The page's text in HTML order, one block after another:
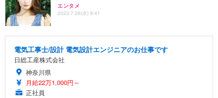
エンタメ
2023.7.26(水) 9:41
電気工事士/設計 電気設計エンジニアのお仕事です
日総工産株式会社
神奈川県
月給22万1,000円～
正社員